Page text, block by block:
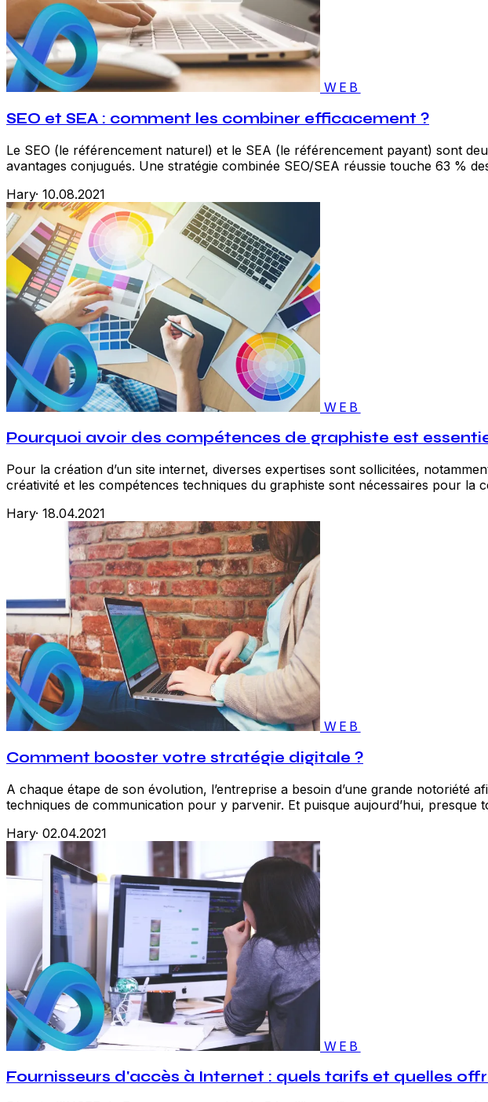
WEB
SEO et SEA : comment les combiner efficacement ?
Le SEO (le référencement naturel) et le SEA (le référencement payant) sont
avantages conjugués. Une stratégie combinée SEO/SEA réussie touche 63 %
Hary· 10.08.2021
WEB
Pourquoi avoir des compétences de graphiste est
Pour la création d’un site internet, diverses expertises sont sollicitées,
créativité et les compétences techniques du graphiste sont nécessaires pour la
Hary· 18.04.2021
WEB
Comment booster votre stratégie digitale ?
A chaque étape de son évolution, l’entreprise a besoin d’une grande notoriété
techniques de communication pour y parvenir. Et puisque aujourd’hui, presque
Hary· 02.04.2021
WEB
Fournisseurs d'accès à Internet : quels tarifs et quelles